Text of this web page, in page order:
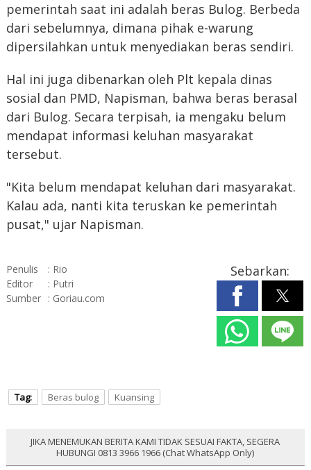
pemerintah saat ini adalah beras Bulog. Berbeda
dari sebelumnya, dimana pihak e-warung
dipersilahkan untuk menyediakan beras sendiri.
Hal ini juga dibenarkan oleh Plt kepala dinas
sosial dan PMD, Napisman, bahwa beras berasal
dari Bulog. Secara terpisah, ia mengaku belum
mendapat informasi keluhan masyarakat
tersebut.
"Kita belum mendapat keluhan dari masyarakat.
Kalau ada, nanti kita teruskan ke pemerintah
pusat," ujar Napisman.
Penulis
: Rio
Editor
: Putri
Sumber : Goriau.com
Sebarkan:
Tag: Beras bulog Kuansing
JIKA MENEMUKAN BERITA KAMI TIDAK SESUAI FAKTA, SEGERA
HUBUNGI 0813 3966 1966 (Chat WhatsApp Only)